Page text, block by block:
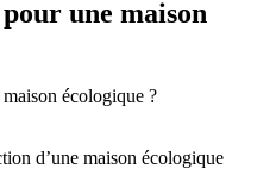
une maison
écologique ?
d’une maison écologique